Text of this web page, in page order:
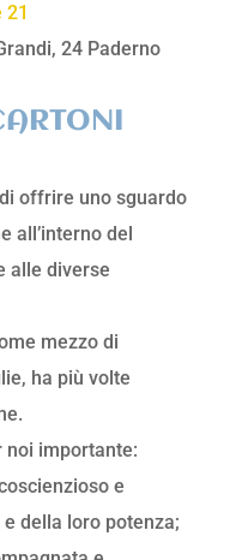
21
24 Paderno
offrire uno sguardo
all’interno del
alle diverse
mezzo di
ha più volte
noi importante:
e
della loro potenza;